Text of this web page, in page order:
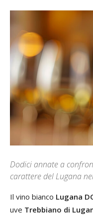
Dodici annate a
carattere del Lugana
Il vino bianco Lugana
uve Trebbiano di